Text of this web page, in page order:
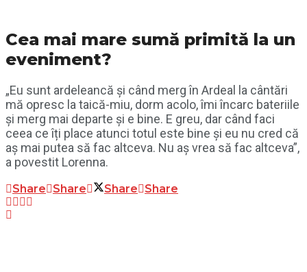
Cea mai mare sumă primită la un
eveniment?
„Eu sunt ardeleancă și când merg în Ardeal la cântări
mă opresc la taică-miu, dorm acolo, îmi încarc bateriile
și merg mai departe și e bine. E greu, dar când faci
ceea ce îți place atunci totul este bine și eu nu cred că
aș mai putea să fac altceva. Nu aș vrea să fac altceva”,
a povestit Lorenna.
Share Share Share Share